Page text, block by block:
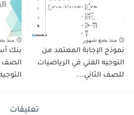
منذ بضع شهور
نموذج الإجابة المعتمد من
التوجيه الفني في الرياضيات
للصف الثاني...
منذ
بنك
الصف
تعليقات